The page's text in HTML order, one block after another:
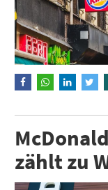
zählt zu